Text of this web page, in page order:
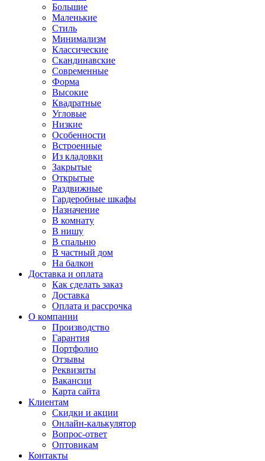
Большие
Маленькие
Стиль
Минимализм
Классические
Скандинавские
Современные
Форма
Высокие
Квадратные
Угловые
Низкие
Особенности
Встроенные
Из кладовки
Закрытые
Открытые
Раздвижные
Гардеробные шкафы
Назначение
В комнату
В нишу
В спальню
В частный дом
На балкон
Доставка и оплата
Как сделать заказ
Доставка
Оплата и рассрочка
О компании
Производство
Гарантия
Портфолио
Отзывы
Реквизиты
Вакансии
Карта сайта
Клиентам
Скидки и акции
Онлайн-калькулятор
Вопрос-ответ
Оптовикам
Контакты